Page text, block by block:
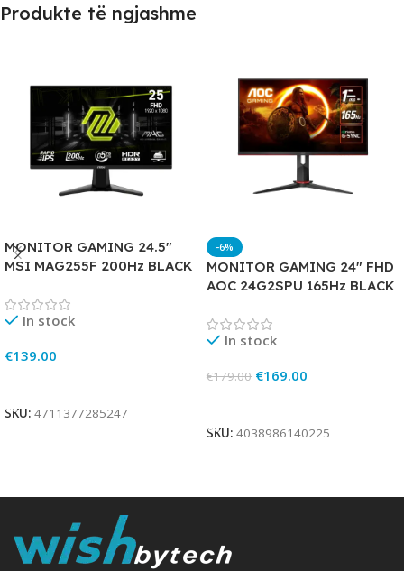
Produkte të ngjashme
MONITOR GAMING 24.5″
MSI MAG255F 200Hz BLACK
In stock
€139.00
SKU: 4711377285247
-6%
MONITOR GAMING 24″ FHD
AOC 24G2SPU 165Hz BLACK
In stock
€179.00 €169.00
SKU: 4038986140225